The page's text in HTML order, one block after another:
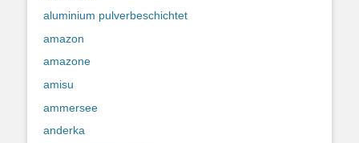
aluminium pulverbeschichtet
amazon
amazone
amisu
ammersee
anderka